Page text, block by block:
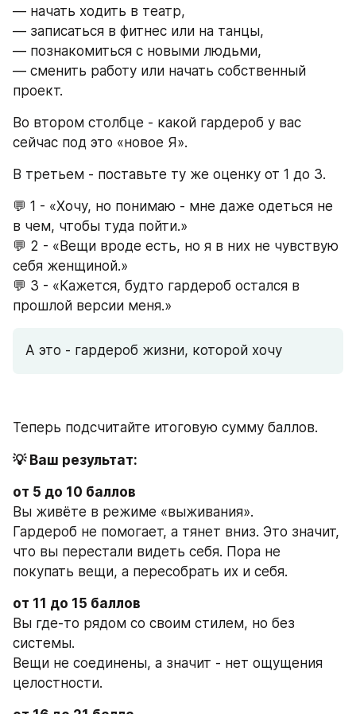
— начать ходить в театр,
— записаться в фитнес или на танцы,
— познакомиться с новыми людьми,
— сменить работу или начать собственный
проект.
Во втором столбце - какой гардероб у вас
сейчас под это «новое Я».
В третьем - поставьте ту же оценку от 1 до 3.
💬 1 - «Хочу, но понимаю - мне даже одеться не
в чем, чтобы туда пойти.»
💬 2 - «Вещи вроде есть, но я в них не чувствую
себя женщиной.»
💬 3 - «Кажется, будто гардероб остался в
прошлой версии меня.»
А это - гардероб жизни, которой хочу
Теперь подсчитайте итоговую сумму баллов.
💡 Ваш результат:
от 5 до 10 баллов
Вы живёте в режиме «выживания».
Гардероб не помогает, а тянет вниз. Это значит,
что вы перестали видеть себя. Пора не
покупать вещи, а пересобрать их и себя.
от 11 до 15 баллов
Вы где-то рядом со своим стилем, но без
системы.
Вещи не соединены, а значит - нет ощущения
целостности.